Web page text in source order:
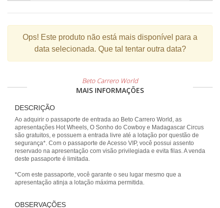
Ops! Este produto não está mais disponível para a
data selecionada. Que tal tentar outra data?
Beto Carrero World
MAIS INFORMAÇÕES
DESCRIÇÃO
Ao adquirir o passaporte de entrada ao Beto Carrero World, as
apresentações Hot Wheels, O Sonho do Cowboy e Madagascar Circus
são gratuitos, e possuem a entrada livre até a lotação por questão de
segurança*. Com o passaporte de Acesso VIP, você possui assento
reservado na apresentação com visão privilegiada e evita filas. A venda
deste passaporte é limitada.
*Com este passaporte, você garante o seu lugar mesmo que a
apresentação atinja a lotação máxima permitida.
OBSERVAÇÕES